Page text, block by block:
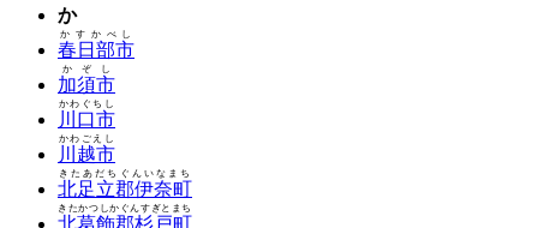
か
春日部市
かすかべし
加須市
かぞし
川口市
かわぐちし
川越市
かわごえし
北足立郡伊奈町
きたあだちぐんいなまち
きたかつしかぐんすぎとまち